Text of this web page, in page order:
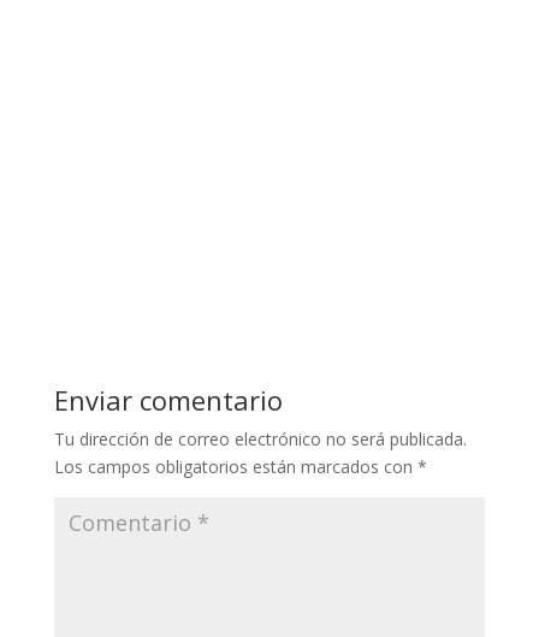
Enviar comentario
Tu dirección de correo electrónico no será publicada.
Los campos obligatorios están marcados con *